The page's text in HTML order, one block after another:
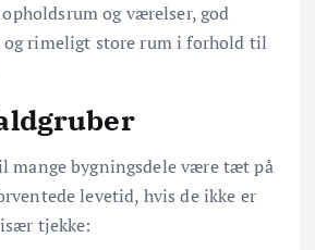
og værelser, god
rimeligt store rum i forhold til
mange bygningsdele være tæt på
levetid, hvis de ikke er
tjekke: